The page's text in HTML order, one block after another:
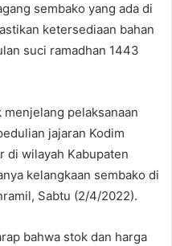
sembako yang ada di
ketersediaan bahan
suci ramadhan 1443
pelaksanaan
jajaran Kodim
di wilayah Kabupaten
kelangkaan sembako di
Sabtu (2/4/2022).
bahwa stok dan harga